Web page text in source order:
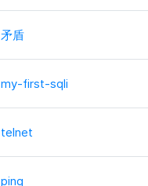
矛盾
my-first-sqli
telnet
ping